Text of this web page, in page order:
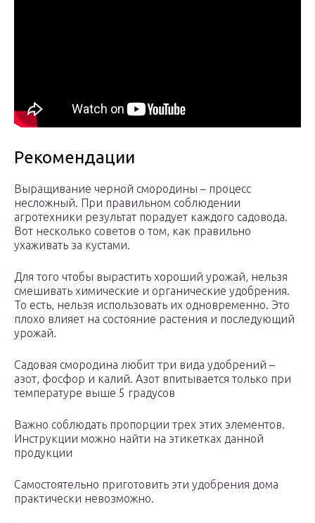
Рекомендации
Выращивание черной смородины – процесс
несложный. При правильном соблюдении
агротехники результат порадует каждого садовода.
Вот несколько советов о том, как правильно
ухаживать за кустами.
Для того чтобы вырастить хороший урожай, нельзя
смешивать химические и органические удобрения.
То есть, нельзя использовать их одновременно. Это
плохо влияет на состояние растения и последующий
урожай.
Садовая смородина любит три вида удобрений –
азот, фосфор и калий. Азот впитывается только при
температуре выше 5 градусов
Важно соблюдать пропорции трех этих элементов.
Инструкции можно найти на этикетках данной
продукции
Самостоятельно приготовить эти удобрения дома
практически невозможно.